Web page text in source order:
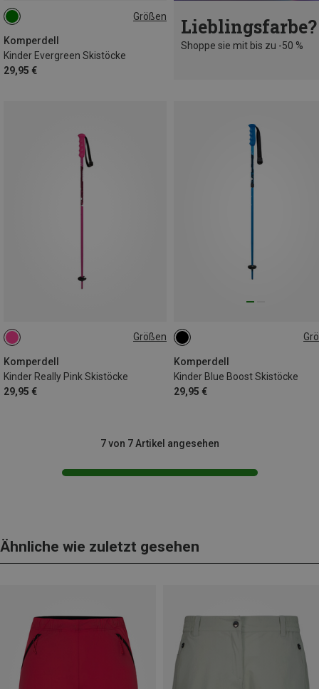
Größen
Komperdell
Kinder Evergreen Skistöcke
29,95 €
90CM Lieblingsfarbe?
Shoppe sie mit bis zu -50 %
Größen
Komperdell
Kinder Really Pink Skistöcke
29,95 €
90CM
Komperdell
Kinder Blue Boost Skistöcke
29,95 €
70CM
7 von 7 Artikel angesehen
Ähnliche wie zuletzt gesehen